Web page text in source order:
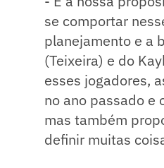
se comportar
planejamento e a
(Teixeira) e do
esses jogadores,
no ano passado e
mas também
definir muitas